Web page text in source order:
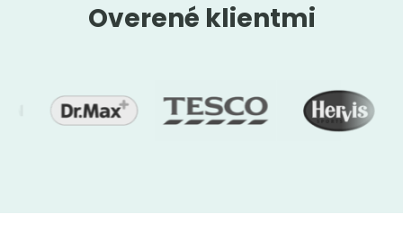
Overené klientmi